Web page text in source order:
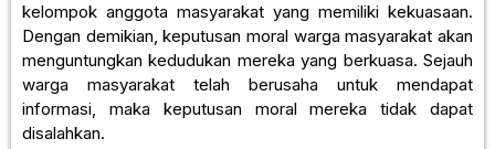
kelompok anggota masyarakat yang memiliki kekuasaan.
Dengan demikian, keputusan moral warga masyarakat akan
menguntungkan kedudukan mereka yang berkuasa. Sejauh
warga masyarakat telah berusaha untuk mendapat
informasi, maka keputusan moral mereka tidak dapat
disalahkan.